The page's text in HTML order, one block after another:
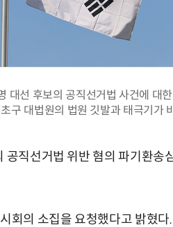
대선 후보의 공직선거법 사건에 대
구 대법원의 법원 깃발과 태극기가
직선거법 위반 혐의 파기환송
회의 소집을 요청했다고 밝혔